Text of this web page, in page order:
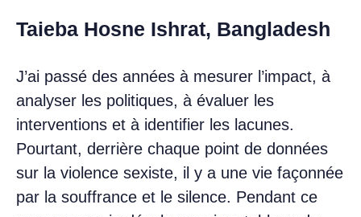
Taieba Hosne Ishrat, Bangladesh
J’ai passé des années à mesurer l’impact, à
analyser les politiques, à évaluer les
interventions et à identifier les lacunes.
Pourtant, derrière chaque point de données
sur la violence sexiste, il y a une vie façonnée
par la souffrance et le silence. Pendant ce